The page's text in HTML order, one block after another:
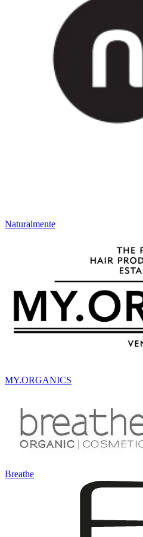
Naturalmente
MY.ORGANICS
Breathe